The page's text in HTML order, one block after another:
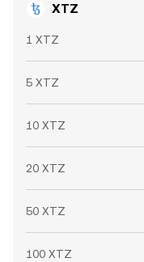
XTZ
1 XTZ
5 XTZ
10 XTZ
20 XTZ
50 XTZ
100 XTZ